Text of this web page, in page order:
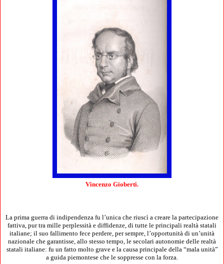
Vincenzo Gioberti.
La prima guerra di indipendenza fu l’unica che riuscì a creare la partecipazione
fattiva, pur tra mille perplessità e diffidenze, di tutte le principali realtà statali
italiane; il suo fallimento fece perdere, per sempre, l’opportunità di un’unità
nazionale che garantisse, allo stesso tempo, le secolari autonomie delle realtà
statali italiane: fu un fatto molto grave e la causa principale della “mala unità”
a guida piemontese che le soppresse con la forza.